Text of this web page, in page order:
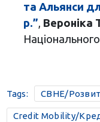
та Альянси
р.”,
Tags: CBHE/
Credit Mobility/